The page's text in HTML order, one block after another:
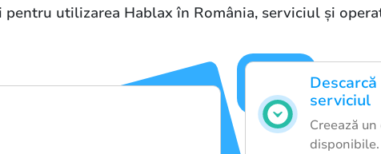
pentru utilizarea Hablax în România, serviciul și
serviciul
Creează
disponibile.